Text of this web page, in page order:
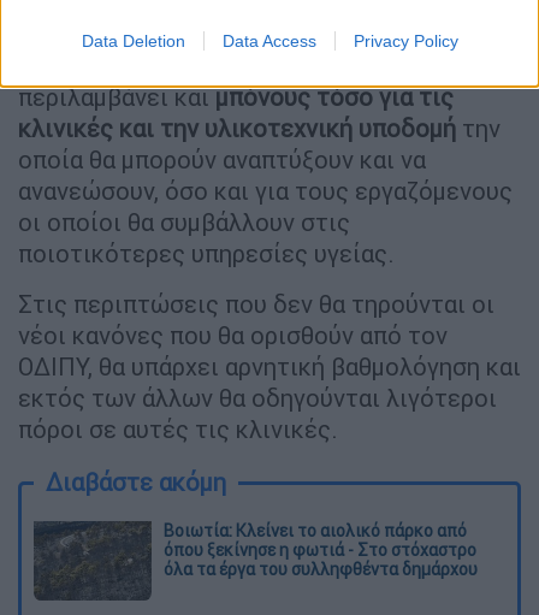
Data Deletion Data Access Privacy Policy
περιλαμβάνει καιμπόνους τόσο για τις
κλινικές και την υλικοτεχνική υποδομή την
οποία θα μπορούν αναπτύξουν και να
ανανεώσουν, όσο και για τους εργαζόμενους
οι οποίοι θα συμβάλλουν στις
ποιοτικότερες υπηρεσίες υγείας.
Στις περιπτώσεις που δεν θα τηρούνται οι
νέοι κανόνες που θα ορισθούν από τον
ΟΔΙΠΥ, θα υπάρχει αρνητική βαθμολόγηση και
εκτός των άλλων θα οδηγούνται λιγότεροι
πόροι σε αυτές τις κλινικές.
Διαβάστε ακόμη
Βοιωτία: Κλείνει το αιολικό πάρκο από
όπου ξεκίνησε η φωτιά - Στο στόχαστρο
όλα τα έργα του συλληφθέντα δημάρχου